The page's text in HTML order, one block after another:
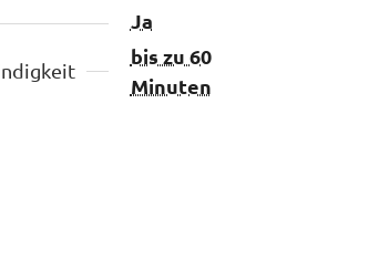
Ja
bis zu 60
Minuten